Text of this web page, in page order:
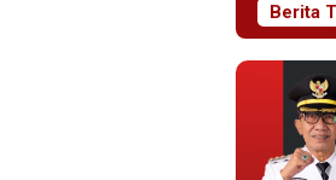
Berita
Dini, Pemkab Sidoarjo Perkuat